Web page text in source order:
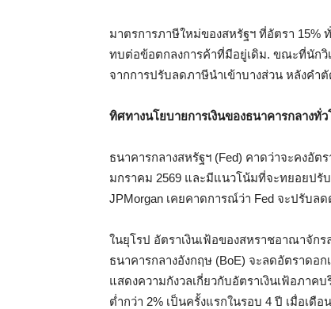
มาตรการภาษีใหม่ของสหรัฐฯ ที่อัตรา 15%
ทบต่อข้อตกลงการค้าที่มีอยู่เดิม. ขณะที่นักวิ
จากการปรับลดภาษีนำเข้าบางส่วน หลังคำ
ทิศทางนโยบายการเงินของธนาคารกลางทั่ว
ธนาคารกลางสหรัฐฯ (Fed) คาดว่าจะคงอัต
มกราคม 2569 และมีแนวโน้มที่จะทยอยปรั
JPMorgan เคยคาดการณ์ว่า Fed จะปรับล
ในยุโรป อัตราเงินเฟ้อของสหราชอาณาจักร
ธนาคารกลางอังกฤษ (BoE) จะลดอัตราดอ
แสดงความกังวลเกี่ยวกับอัตราเงินเฟ้อภาค
ต่ำกว่า 2% เป็นครั้งแรกในรอบ 4 ปี เมื่อเ